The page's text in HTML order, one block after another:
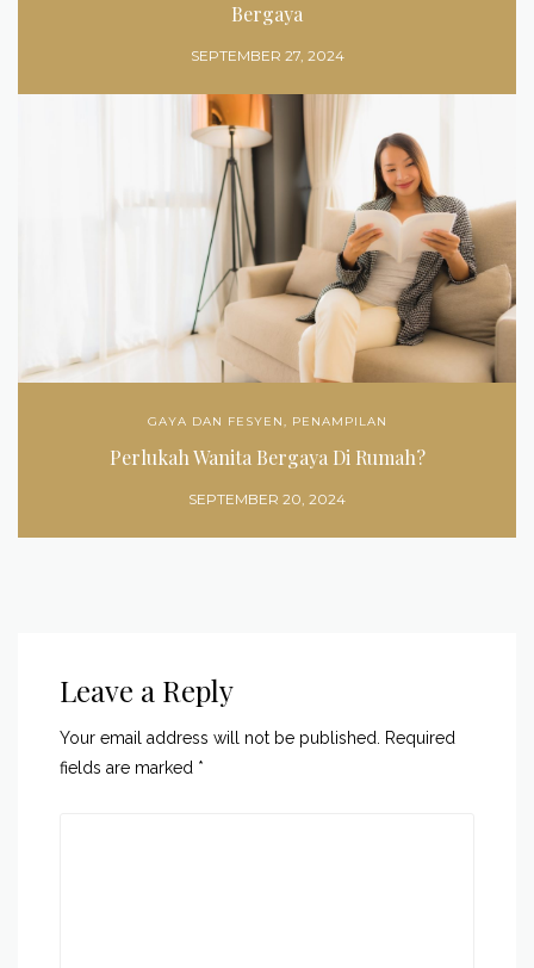
Bergaya
SEPTEMBER 27, 2024
GAYA DAN FESYEN, PENAMPILAN
Perlukah Wanita Bergaya Di Rumah?
SEPTEMBER 20, 2024
Leave a Reply
Your email address will not be published. Required
fields are marked *